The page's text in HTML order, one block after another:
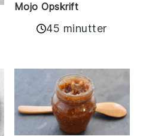
Mojo Opskrift
45 minutter